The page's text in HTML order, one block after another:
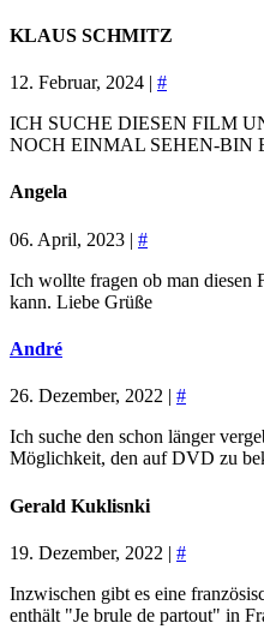
KLAUS SCHMITZ
12. Februar, 2024 | #
ICH SUCHE DIESEN FILM
NOCH EINMAL SEHEN-BIN
Angela
06. April, 2023 | #
Ich wollte fragen ob man diesen
kann. Liebe Grüße
André
26. Dezember, 2022 | #
Ich suche den schon länger
Möglichkeit, den auf DVD zu
Gerald Kuklisnki
19. Dezember, 2022 | #
Inzwischen gibt es eine
enthält "Je brule de partout" in